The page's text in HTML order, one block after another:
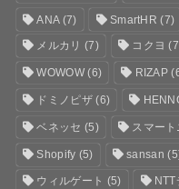
ANA(7) SmartHR (7)
メルカリ (7) コクヨ
WOWOW(6) RIZAP
ドミノピザ(6)
ベネッセ (5) スマート
Shopify (5) sansan
ウィルゲート (5) NTT